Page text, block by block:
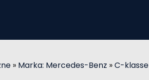
» Marka: Mercedes-Benz »C-klasse